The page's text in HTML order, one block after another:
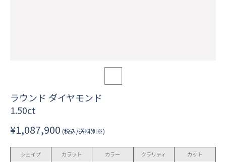
ラウンド ダイヤモンド
1.50ct
¥1,087,900 (税込/送料別※)
シェイプ カラット カラー クラリティ カット